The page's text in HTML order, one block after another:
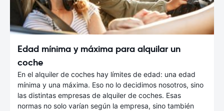
Edad mínima y máxima para alquilar un
coche
En el alquiler de coches hay límites de edad: una edad
mínima y una máxima. Eso no lo decidimos nosotros, sino
las distintas empresas de alquiler de coches. Esas
normas no solo varían según la empresa, sino también